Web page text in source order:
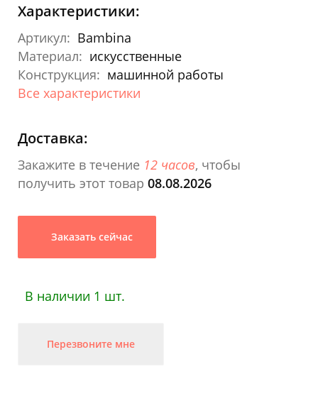
Характеристики:
Артикул: Bambina
Материал: искусственные
Конструкция: машинной работы
Все характеристики
Доставка:
Закажите в течение 12 часов, чтобы
получить этот товар 08.08.2026
Заказать сейчас
В наличии 1 шт.
Перезвоните мне